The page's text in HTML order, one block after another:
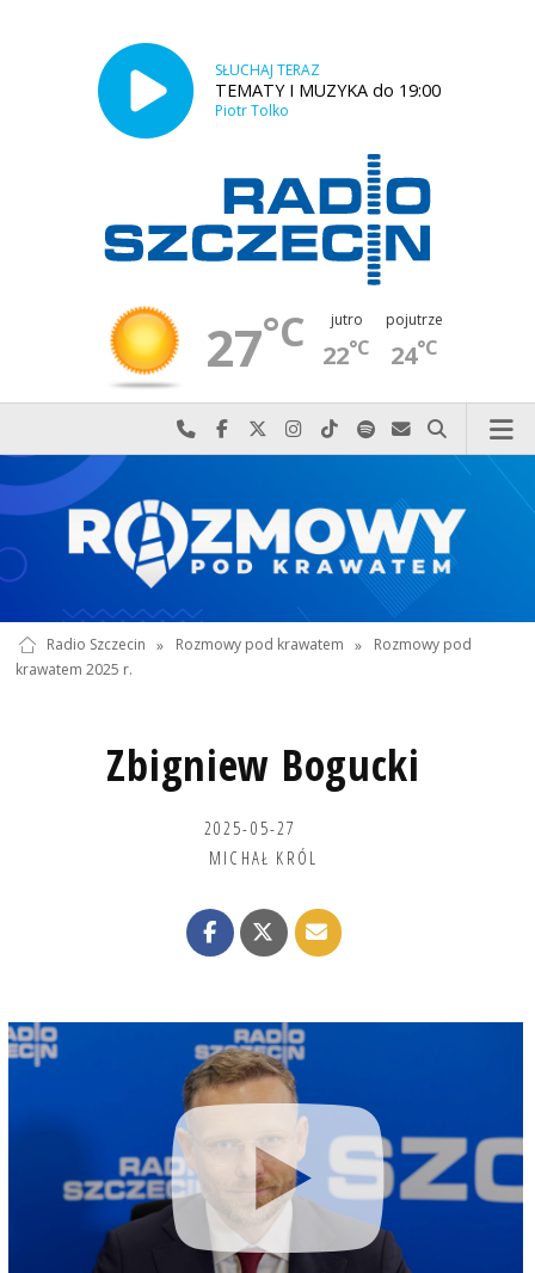
SŁUCHAJ TERAZ
TEMATY I MUZYKA do 19:00
Piotr Tolko
27°C jutro
22°C
pojutrze
24°C
Najlepiej po prostu do nas zadzwoń
Odwiedź nas na Facebook-u
Odwiedź nas na X
Odwiedź nas na Instagram-ie
Odwiedź nas na TikTok-u
Szukaj nas na Spotify
Wyślij do nas
Szukaj
Radio Szczecin » Rozmowy pod krawatem »
Rozmowy pod
krawatem 2025 r.
Zbigniew Bogucki
2025-05-27
MICHAŁ KRÓL